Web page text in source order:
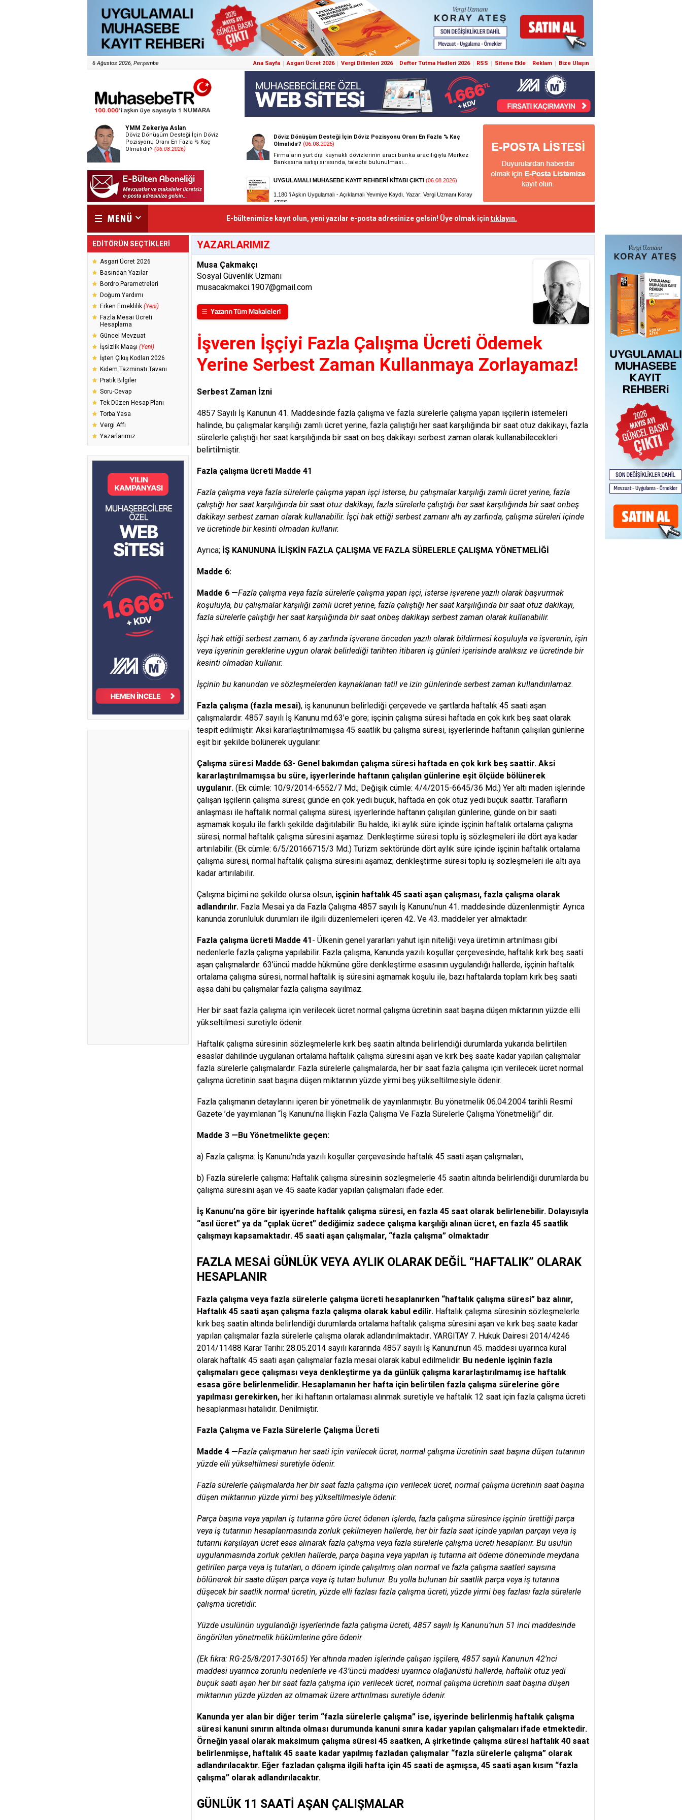
6 Ağustos 2026, Perşembe Ana Sayfa Asgari Ücret 2026 Vergi Dilimleri 2026 Defter Tutma Hadleri 2026 RSS Sitene Ekle Reklam Bize Ulaşın
YMM Zekeriya Aslan
Döviz Dönüşüm Desteği İçin Döviz
Pozisyonu Oranı En Fazla % Kaç
Olmalıdır? (06.08.2026)
E-bültenimize kayıt olun, yeni yazılar e-posta adresinize gelsin! Üye olmak için tıklayın.
EDİTÖRÜN SEÇTİKLERİ
Asgari Ücret 2026
Basından Yazılar
Bordro Parametreleri
Doğum Yardımı
Erken Emeklilik (Yeni)
Fazla Mesai Ücreti
Hesaplama
Güncel Mevzuat
İşsizlik Maaşı (Yeni)
İşten Çıkış Kodları 2026
Kıdem Tazminatı Tavanı
Pratik Bilgiler
Soru-Cevap
Tek Düzen Hesap Planı
Torba Yasa
Vergi Affı
Yazarlarımız
YAZARLARIMIZ
Musa Çakmakçı
Sosyal Güvenlik Uzmanı
musacakmakci.1907@gmail.com
İşveren İşçiyi Fazla Çalışma Ücreti Ödemek
Yerine Serbest Zaman Kullanmaya Zorlayamaz!
Serbest Zaman İzni
4857 Sayılı İş Kanunun 41. Maddesinde fazla çalışma ve fazla sürelerle çalışma yapan işçilerin istemeleri
halinde, bu çalışmalar karşılığı zamlı ücret yerine, fazla çalıştığı her saat karşılığında bir saat otuz dakikayı, fazla
sürelerle çalıştığı her saat karşılığında bir saat on beş dakikayı serbest zaman olarak kullanabilecekleri
belirtilmiştir.
Fazla çalışma ücreti Madde 41
Fazla çalışma veya fazla sürelerle çalışma yapan işçi isterse, bu çalışmalar karşılığı zamlı ücret yerine, fazla
çalıştığı her saat karşılığında bir saat otuz dakikayı, fazla sürelerle çalıştığı her saat karşılığında bir saat onbeş
dakikayı serbest zaman olarak kullanabilir. İşçi hak ettiği serbest zamanı altı ay zarfında, çalışma süreleri içinde
ve ücretinde bir kesinti olmadan kullanır.
Ayrıca; İŞ KANUNUNA İLİŞKİN FAZLA ÇALIŞMA VE FAZLA SÜRELERLE ÇALIŞMA YÖNETMELİĞİ
Madde 6:
Madde 6 —Fazla çalışma veya fazla sürelerle çalışma yapan işçi, isterse işverene yazılı olarak başvurmak
koşuluyla, bu çalışmalar karşılığı zamlı ücret yerine, fazla çalıştığı her saat karşılığında bir saat otuz dakikayı,
fazla sürelerle çalıştığı her saat karşılığında bir saat onbeş dakikayı serbest zaman olarak kullanabilir.
İşçi hak ettiği serbest zamanı, 6 ay zarfında işverene önceden yazılı olarak bildirmesi koşuluyla ve işverenin, işin
veya işyerinin gereklerine uygun olarak belirlediği tarihten itibaren iş günleri içerisinde aralıksız ve ücretinde bir
kesinti olmadan kullanır.
İşçinin bu kanundan ve sözleşmelerden kaynaklanan tatil ve izin günlerinde serbest zaman kullandırılamaz.
Fazla çalışma (fazla mesai), iş kanununun belirlediği çerçevede ve şartlarda haftalık 45 saati aşan
çalışmalardır. 4857 sayılı İş Kanunu md.63’e göre; işçinin çalışma süresi haftada en çok kırk beş saat olarak
tespit edilmiştir. Aksi kararlaştırılmamışsa 45 saatlik bu çalışma süresi, işyerlerinde haftanın çalışılan günlerine
eşit bir şekilde bölünerek uygulanır.
Çalışma süresi Madde 63- Genel bakımdan çalışma süresi haftada en çok kırk beş saattir. Aksi
kararlaştırılmamışsa bu süre, işyerlerinde haftanın çalışılan günlerine eşit ölçüde bölünerek
uygulanır. (Ek cümle: 10/9/2014-6552/7 Md.; Değişik cümle: 4/4/2015-6645/36 Md.) Yer altı maden işlerinde
çalışan işçilerin çalışma süresi; günde en çok yedi buçuk, haftada en çok otuz yedi buçuk saattir. Tarafların
anlaşması ile haftalık normal çalışma süresi, işyerlerinde haftanın çalışılan günlerine, günde on bir saati
aşmamak koşulu ile farklı şekilde dağıtılabilir. Bu halde, iki aylık süre içinde işçinin haftalık ortalama çalışma
süresi, normal haftalık çalışma süresini aşamaz. Denkleştirme süresi toplu iş sözleşmeleri ile dört aya kadar
artırılabilir. (Ek cümle: 6/5/20166715/3 Md.) Turizm sektöründe dört aylık süre içinde işçinin haftalık ortalama
çalışma süresi, normal haftalık çalışma süresini aşamaz; denkleştirme süresi toplu iş sözleşmeleri ile altı aya
kadar artırılabilir.
Çalışma biçimi ne şekilde olursa olsun, işçinin haftalık 45 saati aşan çalışması, fazla çalışma olarak
adlandırılır. Fazla Mesai ya da Fazla Çalışma 4857 sayılı İş Kanunu’nun 41. maddesinde düzenlenmiştir. Ayrıca
kanunda zorunluluk durumları ile ilgili düzenlemeleri içeren 42. Ve 43. maddeler yer almaktadır.
Fazla çalışma ücreti Madde 41- Ülkenin genel yararları yahut işin niteliği veya üretimin artırılması gibi
nedenlerle fazla çalışma yapılabilir. Fazla çalışma, Kanunda yazılı koşullar çerçevesinde, haftalık kırk beş saati
aşan çalışmalardır. 63’üncü madde hükmüne göre denkleştirme esasının uygulandığı hallerde, işçinin haftalık
ortalama çalışma süresi, normal haftalık iş süresini aşmamak koşulu ile, bazı haftalarda toplam kırk beş saati
aşsa dahi bu çalışmalar fazla çalışma sayılmaz.
Her bir saat fazla çalışma için verilecek ücret normal çalışma ücretinin saat başına düşen miktarının yüzde elli
yükseltilmesi suretiyle ödenir.
Haftalık çalışma süresinin sözleşmelerle kırk beş saatin altında belirlendiği durumlarda yukarıda belirtilen
esaslar dahilinde uygulanan ortalama haftalık çalışma süresini aşan ve kırk beş saate kadar yapılan çalışmalar
fazla sürelerle çalışmalardır. Fazla sürelerle çalışmalarda, her bir saat fazla çalışma için verilecek ücret normal
çalışma ücretinin saat başına düşen miktarının yüzde yirmi beş yükseltilmesiyle ödenir.
Fazla çalışmanın detaylarını içeren bir yönetmelik de yayınlanmıştır. Bu yönetmelik 06.04.2004 tarihli Resmî
Gazete ’de yayımlanan “İş Kanunu’na İlişkin Fazla Çalışma Ve Fazla Sürelerle Çalışma Yönetmeliği” dir.
Madde 3 —Bu Yönetmelikte geçen:
a) Fazla çalışma: İş Kanunu’nda yazılı koşullar çerçevesinde haftalık 45 saati aşan çalışmaları,
b) Fazla sürelerle çalışma: Haftalık çalışma süresinin sözleşmelerle 45 saatin altında belirlendiği durumlarda bu
çalışma süresini aşan ve 45 saate kadar yapılan çalışmaları ifade eder.
İş Kanunu’na göre bir işyerinde haftalık çalışma süresi, en fazla 45 saat olarak belirlenebilir. Dolayısıyla
“asıl ücret” ya da “çıplak ücret” dediğimiz sadece çalışma karşılığı alınan ücret, en fazla 45 saatlik
çalışmayı kapsamaktadır. 45 saati aşan çalışmalar, “fazla çalışma” olmaktadır
FAZLA MESAİ GÜNLÜK VEYA AYLIK OLARAK DEĞİL “HAFTALIK” OLARAK
HESAPLANIR
Fazla çalışma veya fazla sürelerle çalışma ücreti hesaplanırken “haftalık çalışma süresi” baz alınır,
Haftalık 45 saati aşan çalışma fazla çalışma olarak kabul edilir. Haftalık çalışma süresinin sözleşmelerle
kırk beş saatin altında belirlendiği durumlarda ortalama haftalık çalışma süresini aşan ve kırk beş saate kadar
yapılan çalışmalar fazla sürelerle çalışma olarak adlandırılmaktadır. YARGITAY 7. Hukuk Dairesi 2014/4246
2014/11488 Karar Tarihi: 28.05.2014 sayılı kararında 4857 sayılı İş Kanunu’nun 45. maddesi uyarınca kural
olarak haftalık 45 saati aşan çalışmalar fazla mesai olarak kabul edilmelidir. Bu nedenle işçinin fazla
çalışmaları gece çalışması veya denkleştirme ya da günlük çalışma kararlaştırılmamış ise haftalık
esasa göre belirlenmelidir. Hesaplamanın her hafta için belirtilen fazla çalışma sürelerine göre
yapılması gerekirken, her iki haftanın ortalaması alınmak suretiyle ve haftalık 12 saat için fazla çalışma ücreti
hesaplanması hatalıdır. Denilmiştir.
Fazla Çalışma ve Fazla Sürelerle Çalışma Ücreti
Madde 4 —Fazla çalışmanın her saati için verilecek ücret, normal çalışma ücretinin saat başına düşen tutarının
yüzde elli yükseltilmesi suretiyle ödenir.
Fazla sürelerle çalışmalarda her bir saat fazla çalışma için verilecek ücret, normal çalışma ücretinin saat başına
düşen miktarının yüzde yirmi beş yükseltilmesiyle ödenir.
Parça başına veya yapılan iş tutarına göre ücret ödenen işlerde, fazla çalışma süresince işçinin ürettiği parça
veya iş tutarının hesaplanmasında zorluk çekilmeyen hallerde, her bir fazla saat içinde yapılan parçayı veya iş
tutarını karşılayan ücret esas alınarak fazla çalışma veya fazla sürelerle çalışma ücreti hesaplanır. Bu usulün
uygulanmasında zorluk çekilen hallerde, parça başına veya yapılan iş tutarına ait ödeme döneminde meydana
getirilen parça veya iş tutarları, o dönem içinde çalışılmış olan normal ve fazla çalışma saatleri sayısına
bölünerek bir saate düşen parça veya iş tutarı bulunur. Bu yolla bulunan bir saatlik parça veya iş tutarına
düşecek bir saatlik normal ücretin, yüzde elli fazlası fazla çalışma ücreti, yüzde yirmi beş fazlası fazla sürelerle
çalışma ücretidir.
Yüzde usulünün uygulandığı işyerlerinde fazla çalışma ücreti, 4857 sayılı İş Kanunu’nun 51 inci maddesinde
öngörülen yönetmelik hükümlerine göre ödenir.
(Ek fıkra: RG-25/8/2017-30165) Yer altında maden işlerinde çalışan işçilere, 4857 sayılı Kanunun 42’nci
maddesi uyarınca zorunlu nedenlerle ve 43’üncü maddesi uyarınca olağanüstü hallerde, haftalık otuz yedi
buçuk saati aşan her bir saat fazla çalışma için verilecek ücret, normal çalışma ücretinin saat başına düşen
miktarının yüzde yüzden az olmamak üzere arttırılması suretiyle ödenir.
Kanunda yer alan bir diğer terim “fazla sürelerle çalışma” ise, işyerinde belirlenmiş haftalık çalışma
süresi kanuni sınırın altında olması durumunda kanuni sınıra kadar yapılan çalışmaları ifade etmektedir.
Örneğin yasal olarak maksimum çalışma süresi 45 saatken, A şirketinde çalışma süresi haftalık 40 saat
belirlenmişse, haftalık 45 saate kadar yapılmış fazladan çalışmalar “fazla sürelerle çalışma” olarak
adlandırılacaktır. Eğer fazladan çalışma ilgili hafta için 45 saati de aşmışsa, 45 saati aşan kısım “fazla
çalışma” olarak adlandırılacaktır.
GÜNLÜK 11 SAATİ AŞAN ÇALIŞMALAR